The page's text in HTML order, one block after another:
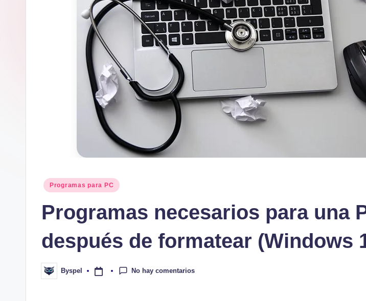
Publicado
Programas para PC
Programas necesarios para una
después de formatear (Windows
Publicado
por
Byspel No hay comentarios